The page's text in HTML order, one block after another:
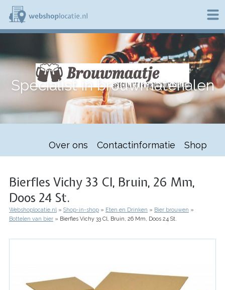
Overslaan
naar
de
b
s
o
p
o
Specialist in brouwmaterialen
Over ons Contactinformatie Shop
Bierfles Vichy 33 Cl, Bruin, 26 Mm,
Doos 24 St.
Kruimelpad
Webshoplocatie.nl Shop-in-shop Eten en Drinken
Bier brouwen
Bottelen van bier
Bierfles Vichy 33 Cl, Bruin, 26 Mm, Doos 24 St.